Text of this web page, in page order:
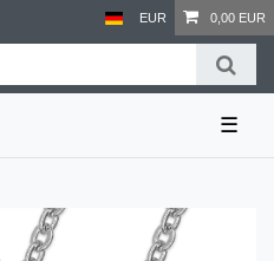
EUR 0,00 EUR
☰